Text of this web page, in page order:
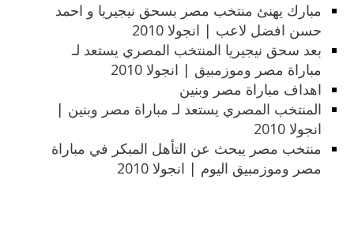
مبارك يهنئ منتخب مصر بسحق نيجيريا و احمد
حسن افضل لاعب | انجولا 2010
بعد سحق نيجيريا المنتخب المصري يستعد لـ
مباراة مصر وموزمبيق | انجولا 2010
اهداف مباراة مصر وبنين
المنتخب المصري يستعد لـ مباراة مصر وبنين |
انجولا 2010
منتخب مصر يبحث عن التأهل المبكر في مباراة
مصر وموزمبيق اليوم | انجولا 2010